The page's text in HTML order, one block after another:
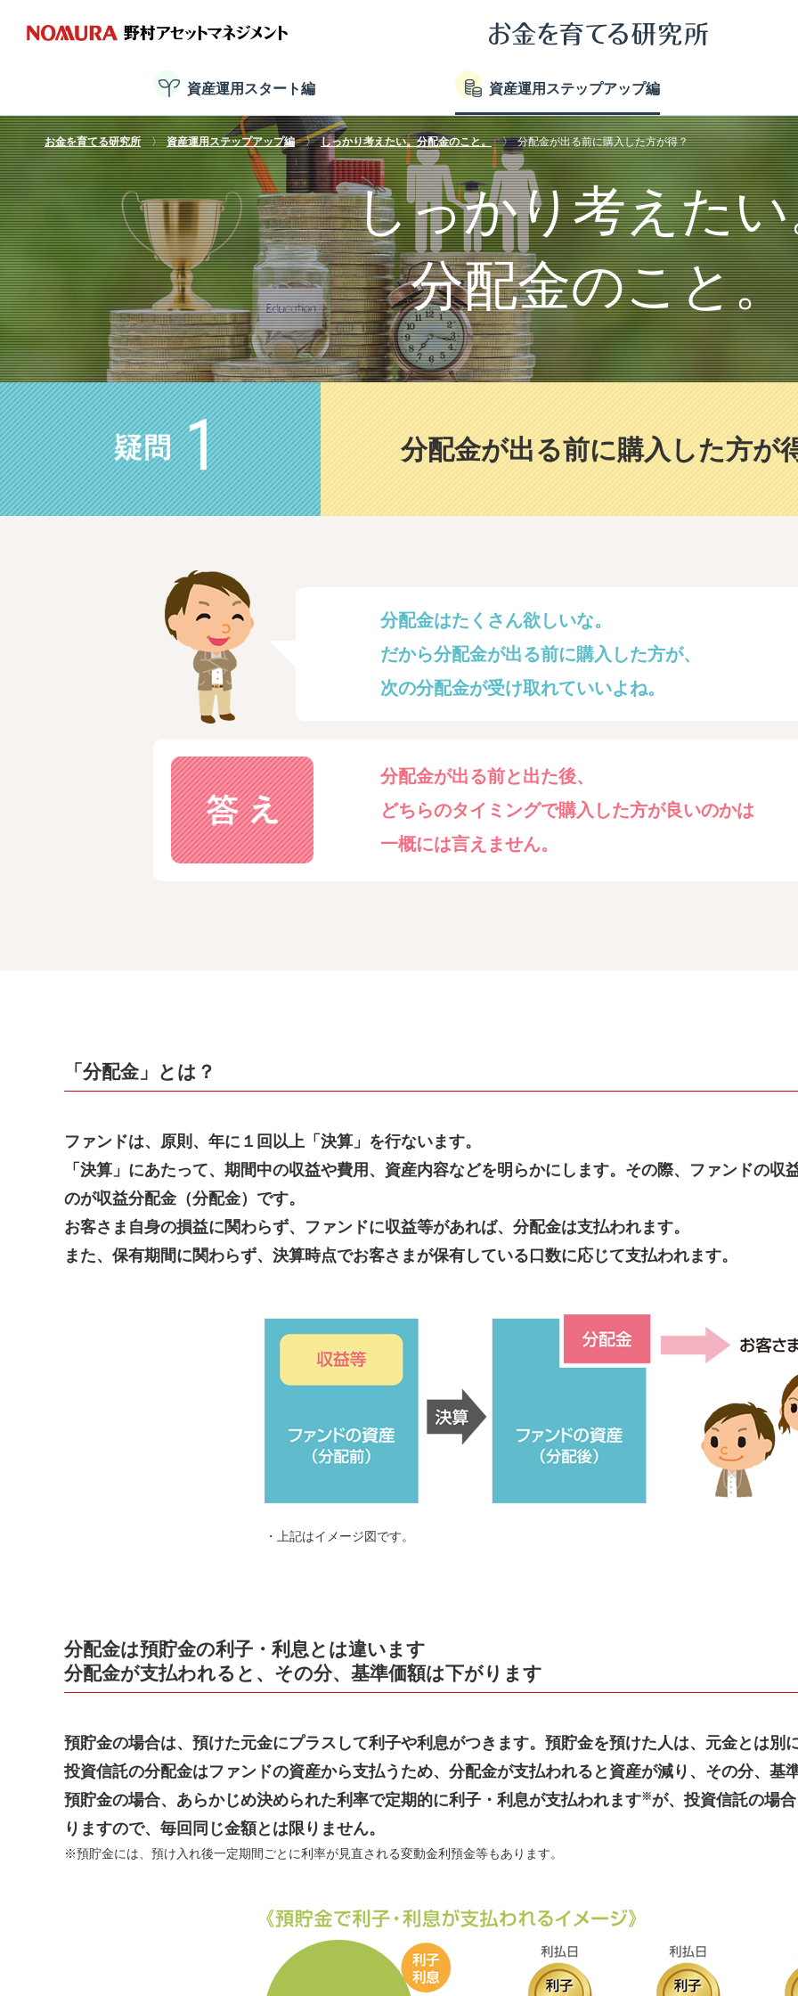
資産運用スタート編 資産運用ステップアップ編
しっかり考えた
分配金のこと。
お金を育てる研究所 資産運用ステップアップ編 しっかり考えたい。分配金のこと。 分配金が出る前に購入した方が得？
分配金が出る前に購入した方が
分配金はたくさん欲しいな。
だから分配金が出る前に購入した方が、
次の分配金が受け取れていいよね。
分配金が出る前と出た後、
どちらのタイミングで購入した方が良いのかは
一概には言えません。
「分配金」とは？
ファンドは、原則、年に１回以上「決算」を行ないます。
「決算」にあたって、期間中の収益や費用、資産内容などを明らかにします。その際、ファンドの
のが収益分配金（分配金）です。
お客さま自身の損益に関わらず、ファンドに収益等があれば、分配金は支払われます。
また、保有期間に関わらず、決算時点でお客さまが保有している口数に応じて支払われます。
・上記はイメージ図です。
分配金は預貯金の利子・利息とは違います
分配金が支払われると、その分、基準価額は下がります
預貯金の場合は、預けた元金にプラスして利子や利息がつきます。預貯金を預けた人は、元金とは別
投資信託の分配金はファンドの資産から支払うため、分配金が支払われると資産が減り、その分、基
預貯金の場合、あらかじめ決められた利率で定期的に利子・利息が支払われます※が、投資信託の場
りますので、毎回同じ金額とは限りません。
※預貯金には、預け入れ後一定期間ごとに利率が見直される変動金利預金等もあります。